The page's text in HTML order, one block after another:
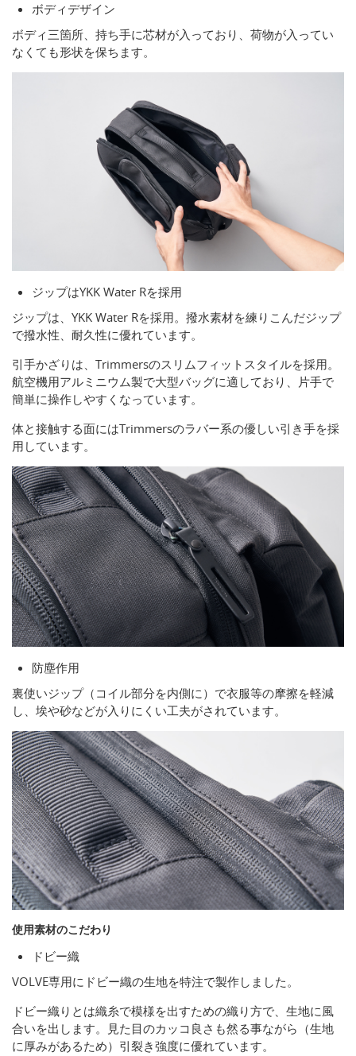
ボディデザイン
ボディ三箇所、持ち手に芯材が入っており、荷物が入ってい
なくても形状を保ちます。
ジップはYKK Water Rを採用
ジップは、YKK Water Rを採用。撥水素材を練りこんだジップ
で撥水性、耐久性に優れています。
引手かざりは、Trimmersのスリムフィットスタイルを採用。
航空機用アルミニウム製で大型バッグに適しており、片手で
簡単に操作しやすくなっています。
体と接触する面にはTrimmersのラバー系の優しい引き手を採
用しています。
防塵作用
裏使いジップ（コイル部分を内側に）で衣服等の摩擦を軽減
し、埃や砂などが入りにくい工夫がされています。
使用素材のこだわり
ドビー織
VOLVE専用にドビー織の生地を特注で製作しました。
ドビー織りとは織糸で模様を出すための織り方で、生地に風
合いを出します。見た目のカッコ良さも然る事ながら（生地
に厚みがあるため）引裂き強度に優れています。